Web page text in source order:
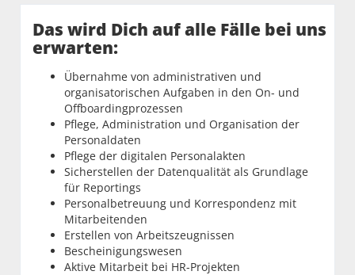
Das wird Dich auf alle Fälle bei uns
erwarten:
Übernahme von administrativen und
organisatorischen Aufgaben in den On- und
Offboardingprozessen
Pflege, Administration und Organisation der
Personaldaten
Pflege der digitalen Personalakten
Sicherstellen der Datenqualität als Grundlage
für Reportings
Personalbetreuung und Korrespondenz mit
Mitarbeitenden
Erstellen von Arbeitszeugnissen
Bescheinigungswesen
Aktive Mitarbeit bei HR-Projekten